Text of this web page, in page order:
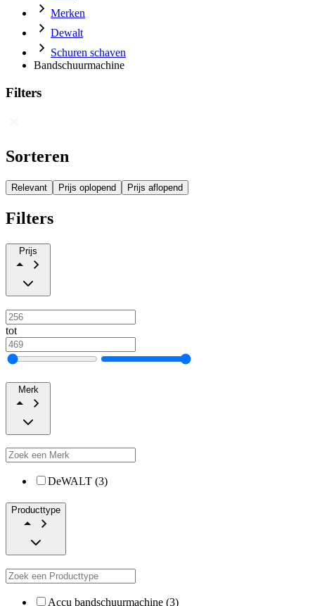
Merken
Dewalt
Schuren schaven
Bandschuurmachine
Filters
Sorteren
Relevant Prijs oplopend Prijs aflopend
Filters
Prijs
tot
Merk
DeWALT (3)
Producttype
Accu bandschuurmachine (3)